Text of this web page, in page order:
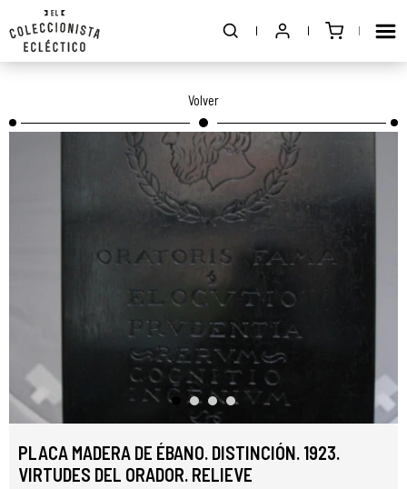
Volver
PLACA MADERA DE ÉBANO. DISTINCIÓN. 1923.
VIRTUDES DEL ORADOR. RELIEVE